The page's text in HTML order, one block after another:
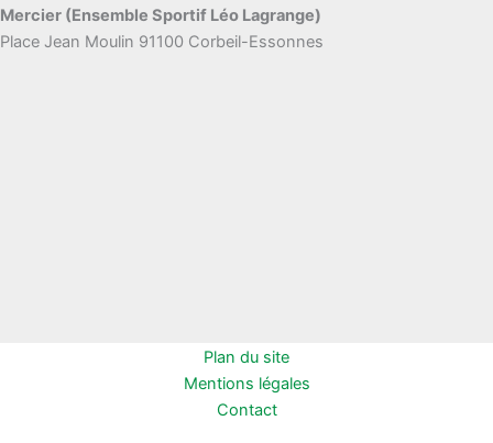
Mercier (Ensemble Sportif Léo Lagrange)
Place Jean Moulin 91100 Corbeil-Essonnes
Plan du site
Mentions légales
Contact